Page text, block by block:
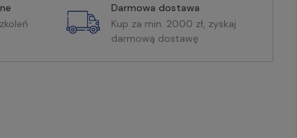
Darmowa dostawa
Kup za min. 2000 zł, zyskaj
darmową dostawę